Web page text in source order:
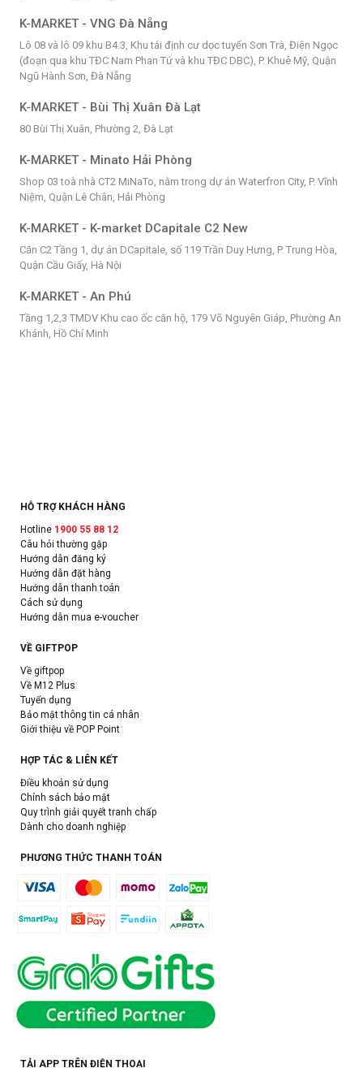
K-MARKET - VNG Đà Nẵng
Lô 08 và lô 09 khu B4.3, Khu tái định cư dọc tuyến Sơn Trà, Điện Ngọc
(đoạn qua khu TĐC Nam Phan Tứ và khu TĐC DBC), P. Khuê Mỹ, Quận
Ngũ Hành Sơn, Đà Nẵng
K-MARKET - Bùi Thị Xuân Đà Lạt
80 Bùi Thị Xuân, Phường 2, Đà Lạt
K-MARKET - Minato Hải Phòng
Shop 03 toà nhà CT2 MiNaTo, nằm trong dự án Waterfron City, P. Vĩnh
Niệm, Quận Lê Chân, Hải Phòng
K-MARKET - K-market DCapitale C2 New
Căn C2 Tầng 1, dự án DCapitale, số 119 Trần Duy Hưng, P. Trung Hòa,
Quận Cầu Giấy, Hà Nội
K-MARKET - An Phú
Tầng 1,2,3 TMDV Khu cao ốc căn hộ, 179 Võ Nguyên Giáp, Phường An
Khánh, Hồ Chí Minh
HỖ TRỢ KHÁCH HÀNG
Hotline 1900 55 88 12
Câu hỏi thường gặp
Hướng dẫn đăng ký
Hướng dẫn đặt hàng
Hướng dẫn thanh toán
Cách sử dụng
Hướng dẫn mua e-voucher
VỀ GIFTPOP
Về giftpop
Về M12 Plus
Tuyển dụng
Bảo mật thông tin cá nhân
Giới thiệu về POP Point
HỢP TÁC & LIÊN KẾT
Điều khoản sử dụng
Chính sách bảo mật
Quy trình giải quyết tranh chấp
Dành cho doanh nghiệp
PHƯƠNG THỨC THANH TOÁN
TẢI APP TRÊN ĐIỆN THOẠI